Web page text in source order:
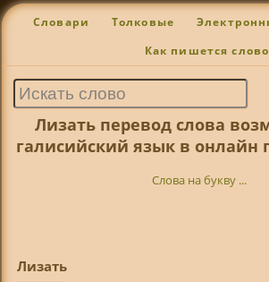
Словари Толковые
Как пишется слово
Лизать перевод слова
галисийский язык в онлайн
Слова на букву ...
Лизать